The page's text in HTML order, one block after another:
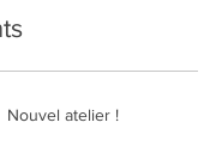
Nouvel atelier !